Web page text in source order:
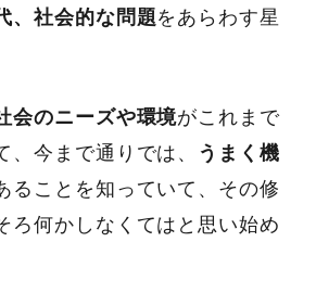
、社会的な問題をあらわす星
会のニーズや環境がこれまで
今まで通りでは、 うまく機
ることを知っていて、その修
ろ何かしなくてはと思い始め